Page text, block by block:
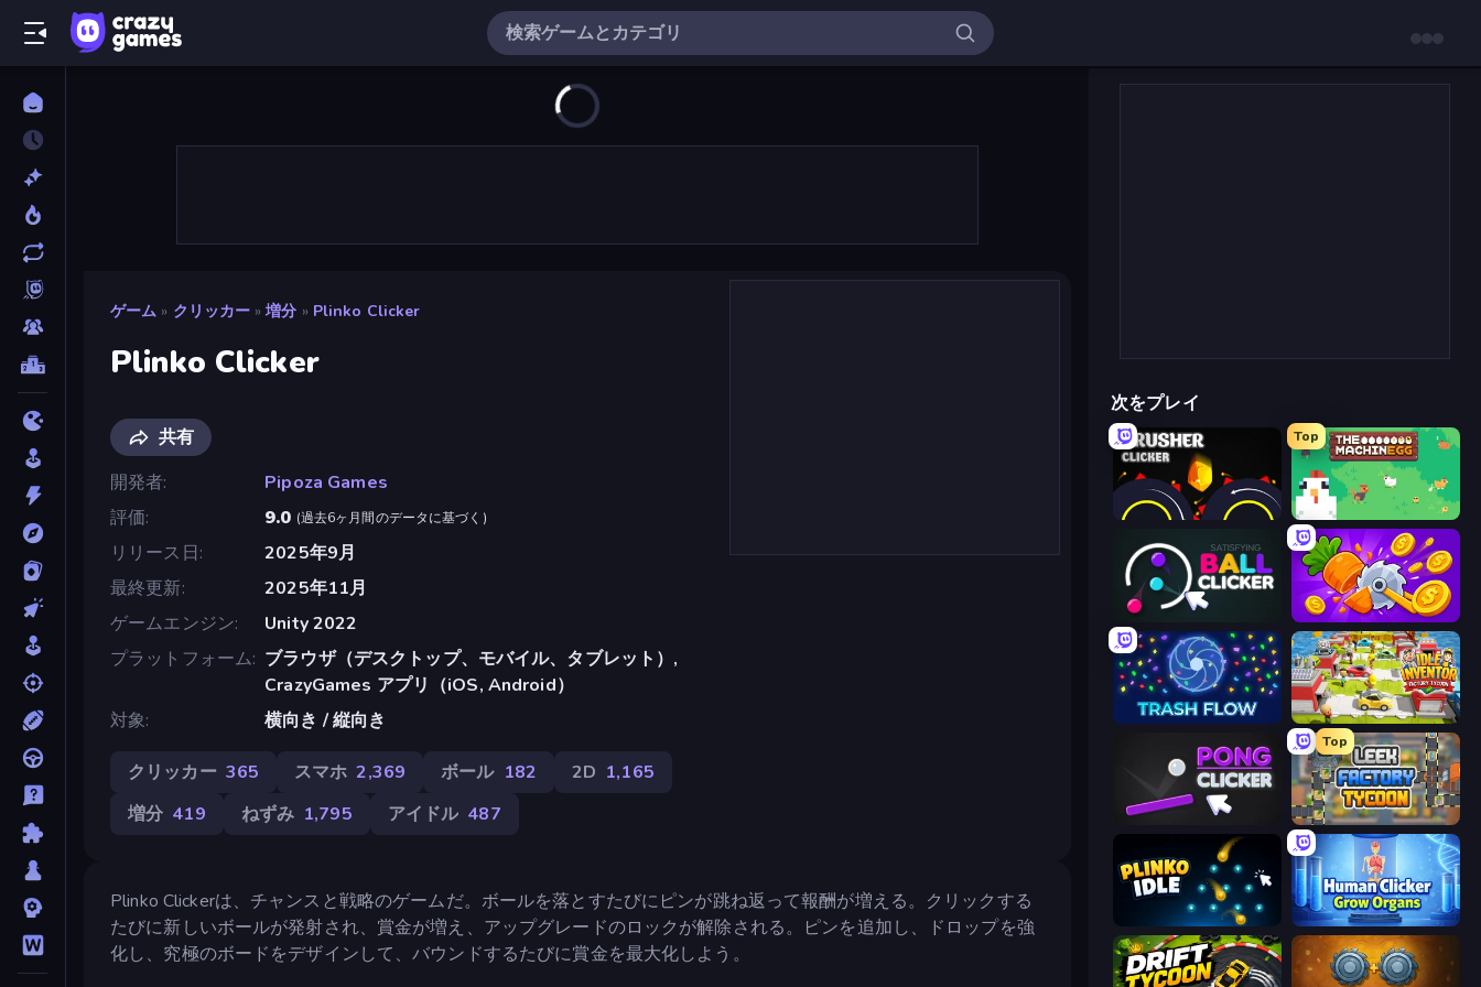
ゲーム » クリッカー » 増分 » Plinko Clicker
Plinko Clicker
共有
開発者
Pipoza Games
評価
9.0 (過去6ヶ月間のデータに基づく )
リリース日
2025年9月
最終更新
2025年11月
ゲームエンジン
Unity 2022
プラットフォーム ブラウザ（デスクトップ、モバイル、タブレット）,
CrazyGames アプリ（iOS, Android）
対象
横向き / 縦向き
クリッカー 365 スマホ 2,369 ボール 182 2D 1,165
増分 419 ねずみ 1,795 アイドル 487
Plinko Clickerは、チャンスと戦略のゲームだ。ボールを落とすたびにピンが跳ね返って報酬が増える。クリックする
たびに新しいボールが発射され、賞金が増え、アップグレードのロックが解除される。ピンを追加し、ドロップを強
化し、究極のボードをデザインして、バウンドするたびに賞金を最大化しよう。
次をプレイ
Crusher Clicker
Top
The MachinEGG
Satisfying Ball Clicker Farm Ring Idle
Trash Flow Idle Inventor
Pong Clicker
Top
Leek Factory Tycoon
Plinko Idle Human Clicker: Grow Organs